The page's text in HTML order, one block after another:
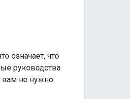
означает, что
руководства
вам не нужно